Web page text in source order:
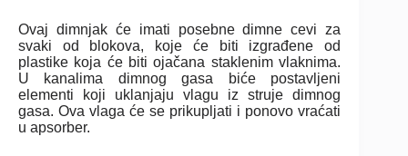
Ovaj dimnjak će imati posebne dimne cevi za
svaki od blokova, koje će biti izgrađene od
plastike koja će biti ojačana staklenim vlaknima.
U kanalima dimnog gasa biće postavljeni
elementi koji uklanjaju vlagu iz struje dimnog
gasa. Ova vlaga će se prikupljati i ponovo vraćati
u apsorber.